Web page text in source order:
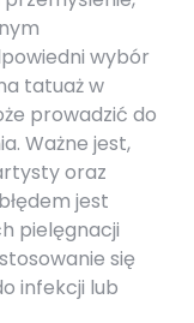
wybór
tatuaż w
prowadzić do
Ważne jest,
oraz
jest
pielęgnacji
się
infekcji lub